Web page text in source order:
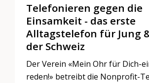
Telefonieren gegen die
Einsamkeit - das erste
Alltagstelefon für Jung
der Schweiz
Der Verein «Mein Ohr für Dich-
reden!» betreibt die Nonprofit-